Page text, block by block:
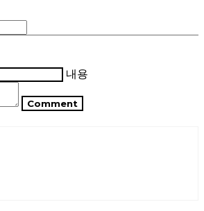
내용
Comment